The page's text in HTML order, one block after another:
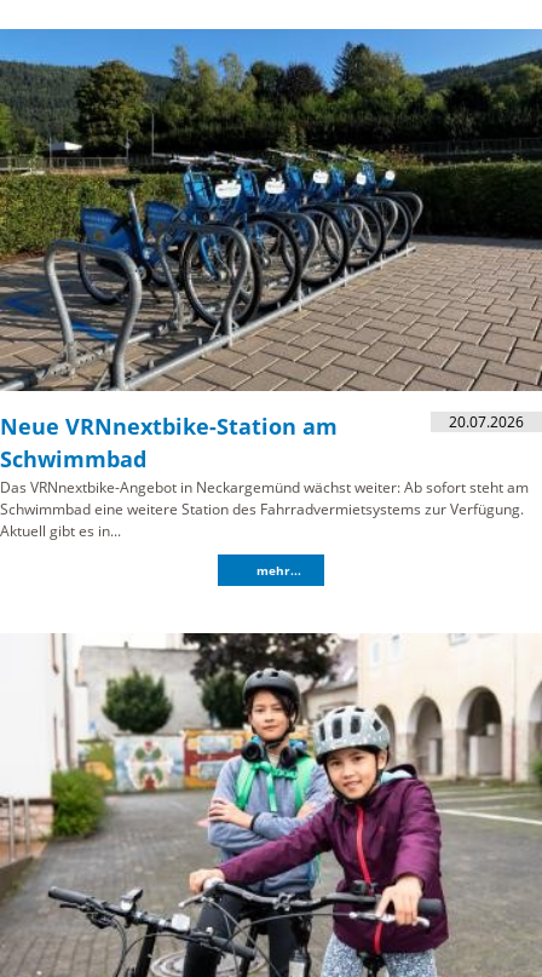
20.07.2026
Neue VRNnextbike-Station am
Schwimmbad
Das VRNnextbike-Angebot in Neckargemünd wächst weiter: Ab sofort steht am
Schwimmbad eine weitere Station des Fahrradvermietsystems zur Verfügung.
Aktuell gibt es in...
mehr...